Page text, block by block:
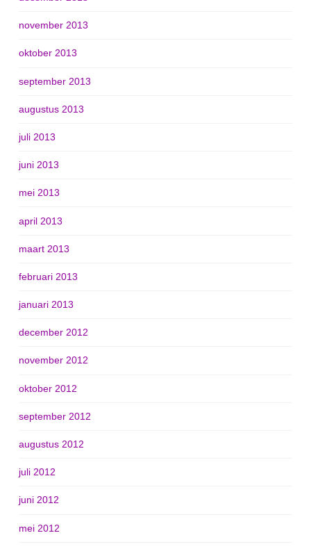
november 2013
oktober 2013
september 2013
augustus 2013
juli 2013
juni 2013
mei 2013
april 2013
maart 2013
februari 2013
januari 2013
december 2012
november 2012
oktober 2012
september 2012
augustus 2012
juli 2012
juni 2012
mei 2012